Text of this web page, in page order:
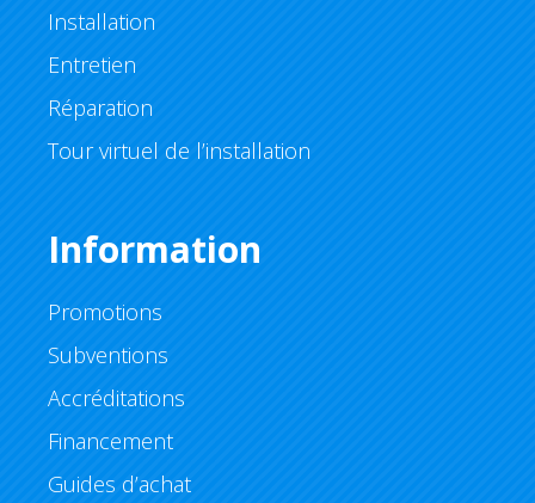
Installation
Entretien
Réparation
Tour virtuel de l’installation
Information
Promotions
Subventions
Accréditations
Financement
Guides d’achat